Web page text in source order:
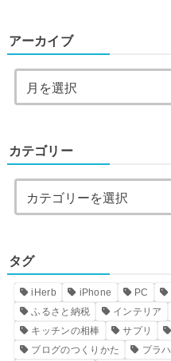
アーカイブ
カテゴリー
タグ
iHerb iPhone PC
ふるさと納税
インテリア
キッチンの相棒
サプリ
ブログのつくりかた
プラハ